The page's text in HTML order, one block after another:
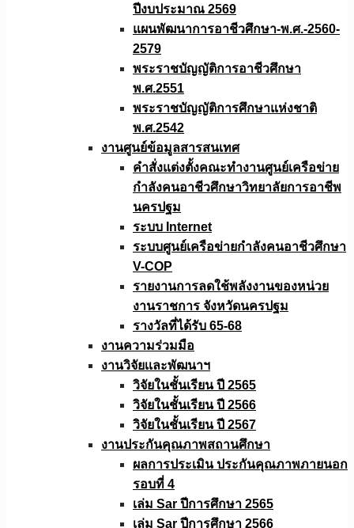
ปีงบประมาณ 2569
แผนพัฒนาการอาชีวศึกษา-พ.ศ.-2560-
2579
พระราชบัญญัติการอาชีวศึกษา
พ.ศ.2551
พระราชบัญญัติการศึกษาแห่งชาติ
พ.ศ.2542
งานศูนย์ข้อมูลสารสนเทศ
คำสั่งแต่งตั้งคณะทำงานศูนย์เครือข่าย
กำลังคนอาชีวศึกษาวิทยาลัยการอาชีพ
นครปฐม
ระบบ Internet
ระบบศูนย์เครือข่ายกำลังคนอาชีวศึกษา
V-COP
รายงานการลดใช้พลังงานของหน่วย
งานราชการ จังหวัดนครปฐม
รางวัลที่ได้รับ 65-68
งานความร่วมมือ
งานวิจัยเเละพัฒนาฯ
วิจัยในชั้นเรียน ปี 2565
วิจัยในชั้นเรียน ปี 2566
วิจัยในชั้นเรียน ปี 2567
งานประกันคุณภาพสถานศึกษา
ผลการประเมิน ประกันคุณภาพภายนอก
รอบที่ 4
เล่ม Sar ปีการศึกษา 2565
เล่ม Sar ปีการศึกษา 2566